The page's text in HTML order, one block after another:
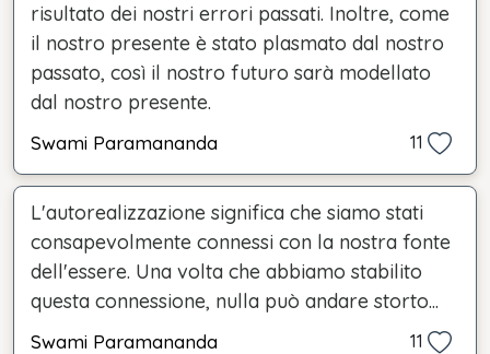
risultato dei nostri errori passati. Inoltre, come
il nostro presente è stato plasmato dal nostro
passato, così il nostro futuro sarà modellato
dal nostro presente.
Swami Paramananda 11
L'autorealizzazione significa che siamo stati
consapevolmente connessi con la nostra fonte
dell'essere. Una volta che abbiamo stabilito
questa connessione, nulla può andare storto...
Swami Paramananda 11